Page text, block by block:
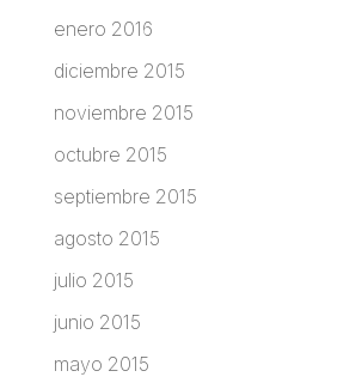
enero 2016
diciembre 2015
noviembre 2015
octubre 2015
septiembre 2015
agosto 2015
julio 2015
junio 2015
mayo 2015